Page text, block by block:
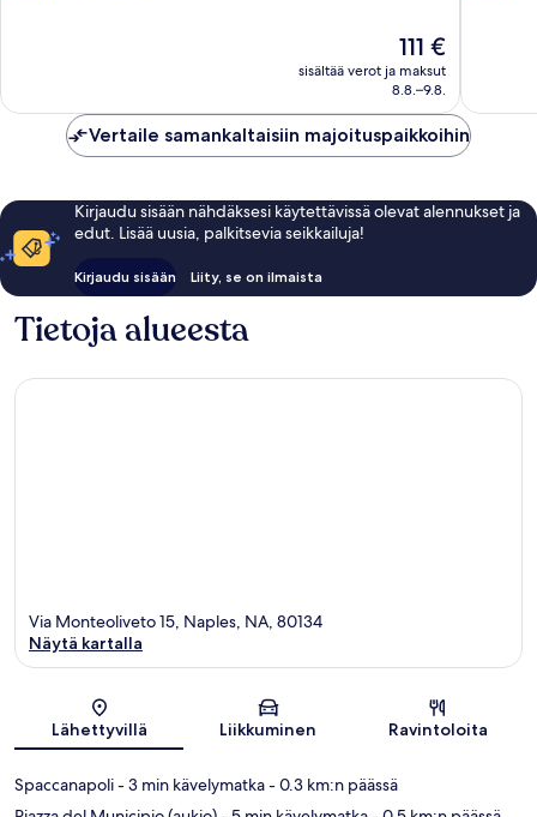
Hinta
on
111 €
111 €
sisältää verot ja maksut
8.8.–9.8.
Vertaile samankaltaisiin majoituspaikkoihin
Kirjaudu sisään nähdäksesi käytettävissä olevat alennukset ja
edut. Lisää uusia, palkitsevia seikkailuja!
Kirjaudu sisään Liity, se on ilmaista
Tietoja alueesta
Kartta
Via Monteoliveto 15, Naples, NA, 80134
Näytä kartalla
Lähettyvillä Liikkuminen Ravintoloita
Spaccanapoli- 3 min kävelymatka- 0.3 km:n päässä